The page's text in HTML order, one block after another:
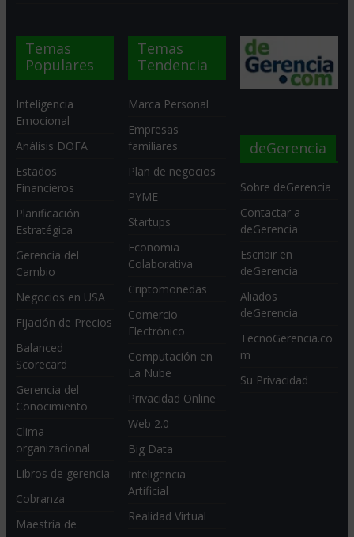
Temas
Populares
Inteligencia
Emocional
Análisis DOFA
Estados
Financieros
Planificación
Estratégica
Gerencia del
Cambio
Negocios en USA
Fijación de Precios
Balanced
Scorecard
Gerencia del
Conocimiento
Clima
organizacional
Libros de gerencia
Cobranza
Maestría de
Temas
Tendencia
Marca Personal
Empresas
familiares
Plan de negocios
PYME
Startups
Economia
Colaborativa
Criptomonedas
Comercio
Electrónico
Computación en
La Nube
Privacidad Online
Web 2.0
Big Data
Inteligencia
Artificial
Realidad Virtual
deGerencia
Sobre deGerencia
Contactar a
deGerencia
Escribir en
deGerencia
Aliados
deGerencia
TecnoGerencia.co
m
Su Privacidad